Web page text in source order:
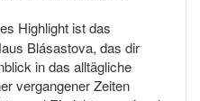
Highlight ist das
Blásastova, das dir
in das alltägliche
vergangener Zeiten